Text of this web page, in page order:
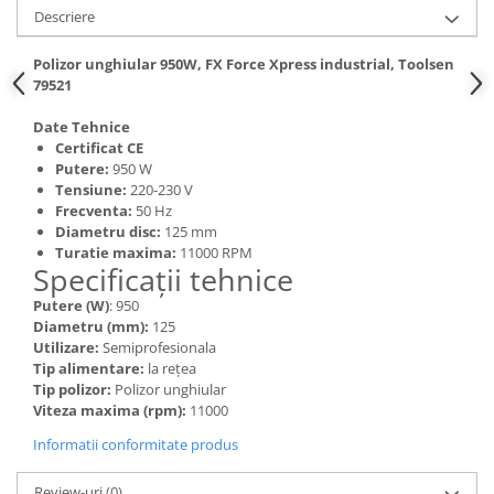
Hote bucatarie
Consumabile
Hota tavan
Hote decorative
Hote incorporabile
Hote insula
Hote telescopice
Hote traditionale
Masini de Spalat Rufe & Uscatoare
Accesorii masini de spalat &
uscatoare
Masini automate de spalat rufe
Masini de spalat rufe cu uscator
Masini de spalat rufe verticale
Uscatoare de rufe
Masini de spalat vase
Descriere
Polizor unghiular 950W, FX Force Xpress industrial, Toolsen
79521
Date Tehnice
Certificat CE
Putere: 950 W
Tensiune: 220-230 V
Frecventa: 50 Hz
Diametru disc: 125 mm
Turatie maxima: 11000 RPM
Specificații tehnice
Putere (W): 950
Diametru (mm): 125
Utilizare: Semiprofesionala
Tip alimentare: la rețea
Tip polizor: Polizor unghiular
Viteza maxima (rpm): 11000
Informatii conformitate produs